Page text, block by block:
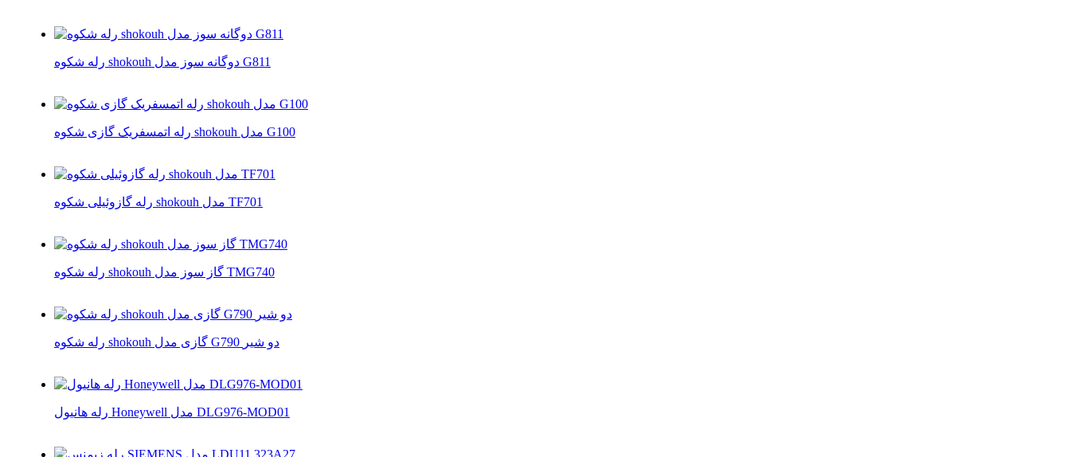
رله شکوه shokouh دوگانه سوز مدل G811
رله اتمسفریک گازی شکوه shokouh مدل G100
رله گازوئیلی شکوه shokouh مدل TF701
رله شکوه shokouh گاز سوز مدل TMG740
رله شکوه shokouh گازی مدل G790 دو شیر
رله هانیول Honeywell مدل DLG976-MOD01